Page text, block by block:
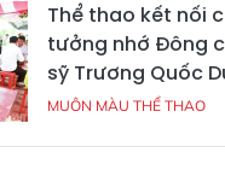
Thể thao kết nối
tưởng nhớ Đông
sỹ Trương Quốc
MUÔN MÀU THỂ THAO